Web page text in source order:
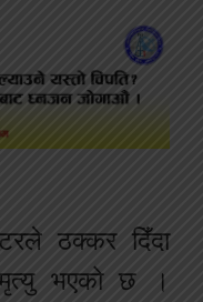
ठक्कर दिँदा
भएको छ ।